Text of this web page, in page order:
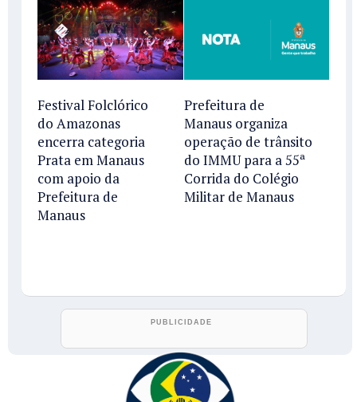
Festival Folclórico
do Amazonas
encerra categoria
Prata em Manaus
com apoio da
Prefeitura de
Manaus
Prefeitura de
Manaus organiza
operação de trânsito
do IMMU para a 55ª
Corrida do Colégio
Militar de Manaus